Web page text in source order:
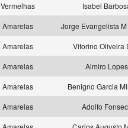
Vermelhas
Isabel
Amarelas
Jorge Evangelista
Amarelas
Vitorino Oliveira
Amarelas
Almiro Lopes
Amarelas
Benigno Garcia
Amarelas
Adolfo